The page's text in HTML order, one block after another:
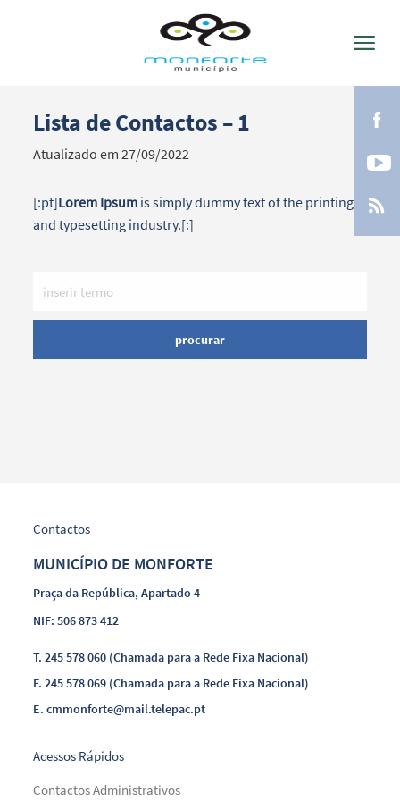
Termo de Pesquisa
Filtros
Lista de Contactos – 1
Atualizado em 27/09/2022
[:pt]Lorem Ipsum is simply dummy text of the printing
and typesetting industry.[:]
procurar
Contactos
MUNICÍPIO DE MONFORTE
Praça da República, Apartado 4
NIF: 506 873 412
T.245 578 060 (Chamada para a Rede Fixa Nacional)
F.245 578 069 (Chamada para a Rede Fixa Nacional)
E.cmmonforte@mail.telepac.pt
Acessos Rápidos
Contactos Administrativos